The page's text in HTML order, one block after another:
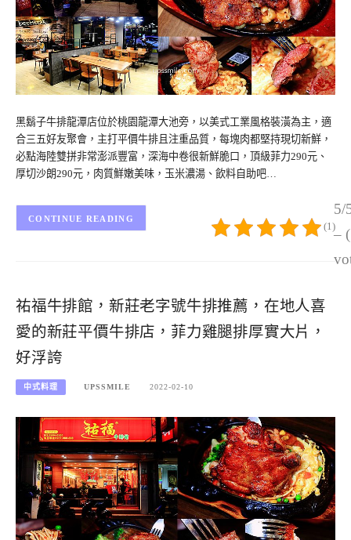
黑鬍子牛排龍潭店位於桃園龍潭大池旁，以美式工業風格裝潢為主，適
合三五好友聚會，主打平價牛排且注重品質，每塊肉都堅持現切新鮮，
必點海陸雙拼非常澎派豐富，深海中卷很新鮮脆口，頂級菲力290元、
厚切沙朗290元，肉質鮮嫩美味，玉米濃湯、飲料自助吧…
5/
–
(1)
CONTINUE READING
祐福牛排館，新莊老字號牛排推薦，在地人喜
愛的新莊平價牛排店，菲力雞腿排厚實大片，
好浮誇
中式料理 UPSSMILE 2022-02-10